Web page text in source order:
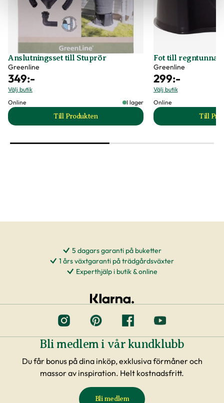
Anslutningsset till Stuprör
Greenline
349:-
Välj butik
Online
I lager
Till Produkten
till Anslutningsset till Stuprör produktsida
Fot till regntunna
Greenline
299:-
Välj butik
Online
Till
5 dagars garanti på buketter
1 års växtgaranti på trädgårdsväxter
Experthjälp i butik & online
Bli medlem i vår kundklubb
Du får bonus på dina inköp, exklusiva förmåner och
massor av inspiration. Helt kostnadsfritt.
Bli medlem